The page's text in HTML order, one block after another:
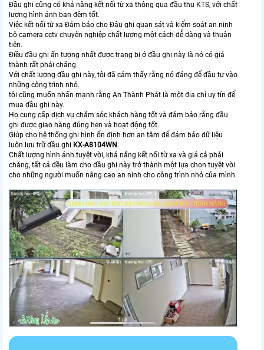
Đầu ghi cũng có khả năng kết nối từ xa thông qua đầu thu KTS, với chất
lượng hình ảnh ban đêm tốt.
Việc kết nối từ xa Đảm bảo cho Đâu ghi quan sát và kiểm soát an ninh
bộ camera cctv chuyên nghiệp chất lượng một cách dễ dàng và thuận
tiện.
Điều đầu ghi ấn tượng nhất được trang bị ở đầu ghi này là nó có giá
thành rất phải chăng.
Với chất lượng đầu ghi này, tôi đã cảm thấy rằng nó đáng để đầu tư vào
những công trình nhỏ.
tôi cũng muốn nhấn mạnh rằng An Thành Phát là một địa chỉ uy tín để
mua đầu ghi này.
Họ cung cấp dịch vụ chăm sóc khách hàng tốt và đảm bảo rằng đầu
ghi được giao hàng đúng hẹn và hoạt động tốt.
Giúp cho hệ thống ghi hình ổn định hơn an tâm để đảm bảo dữ liệu
luôn lưu trữ đầu ghi KX-A8104WN .
Chất lượng hình ảnh tuyệt vời, khả năng kết nối từ xa và giá cả phải
chăng, tất cả đều làm cho đầu ghi này trở thành một lựa chọn tuyệt vời
cho những người muốn nâng cao an ninh cho công trình nhỏ của mình.